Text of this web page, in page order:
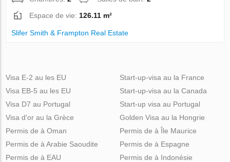
Espace de vie: 126.11 m²
Slifer Smith & Frampton Real Estate
Visa E-2 au les EU
Visa EB-5 au les EU
Visa D7 au Portugal
Visa d'or au la Grèce
Start-up-visa au la France
Start-up-visa au la Canada
Start-up visa au Portugal
Golden Visa au la Hongrie
Permis de à Oman
Permis de à Arabie Saoudite
Permis de à EAU
Permis de à Île Maurice
Permis de à Espagne
Permis de à Indonésie